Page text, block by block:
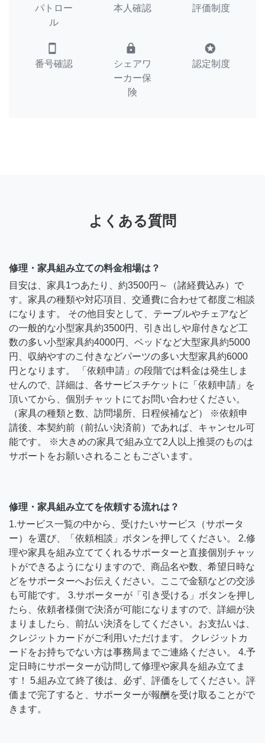
パトロー
ル
本人確認 評価制度
smartphone
番号確認
lock
シェアワ
ーカー保
険
stars
認定制度
よくある質問
修理・家具組み立ての料金相場は？
目安は、家具1つあたり、約3500円～（諸経費込み）で
す。家具の種類や対応項目、交通費に合わせて都度ご相談
になります。 その他目安として、テーブルやチェアなど
の一般的な小型家具約3500円、引き出しや扉付きなど工
数の多い小型家具約4000円、ベッドなど大型家具約5000
円、収納やすのこ付きなどパーツの多い大型家具約6000
円となります。 「依頼申請」の段階では料金は発生しま
せんので、詳細は、各サービスチケットに「依頼申請」を
頂いてから、個別チャットにてお問い合わせください。
（家具の種類と数、訪問場所、日程候補など） ※依頼申
請後、本契約前（前払い決済前）であれば、キャンセル可
能です。 ※大きめの家具で組み立て2人以上推奨のものは
サポートをお願いされることもございます。
修理・家具組み立てを依頼する流れは？
1.サービス一覧の中から、受けたいサービス（サポータ
ー）を選び、「依頼相談」ボタンを押してください。 2.修
理や家具を組み立ててくれるサポーターと直接個別チャッ
トができるようになりますので、商品名や数、希望日時な
どをサポーターへお伝えください。ここで金額などの交渉
も可能です。 3.サポーターが「引き受ける」ボタンを押し
たら、依頼者様側で決済が可能になりますので、詳細が決
まりましたら、前払い決済をしてください。お支払いは、
クレジットカードがご利用いただけます。 クレジットカ
ードをお持ちでない方は事務局までご連絡ください。 4.予
定日時にサポーターが訪問して修理や家具を組み立てま
す！ 5.組み立て終了後は、必ず、評価をしてください。評
価まで完了すると、サポーターが報酬を受け取ることがで
きます。